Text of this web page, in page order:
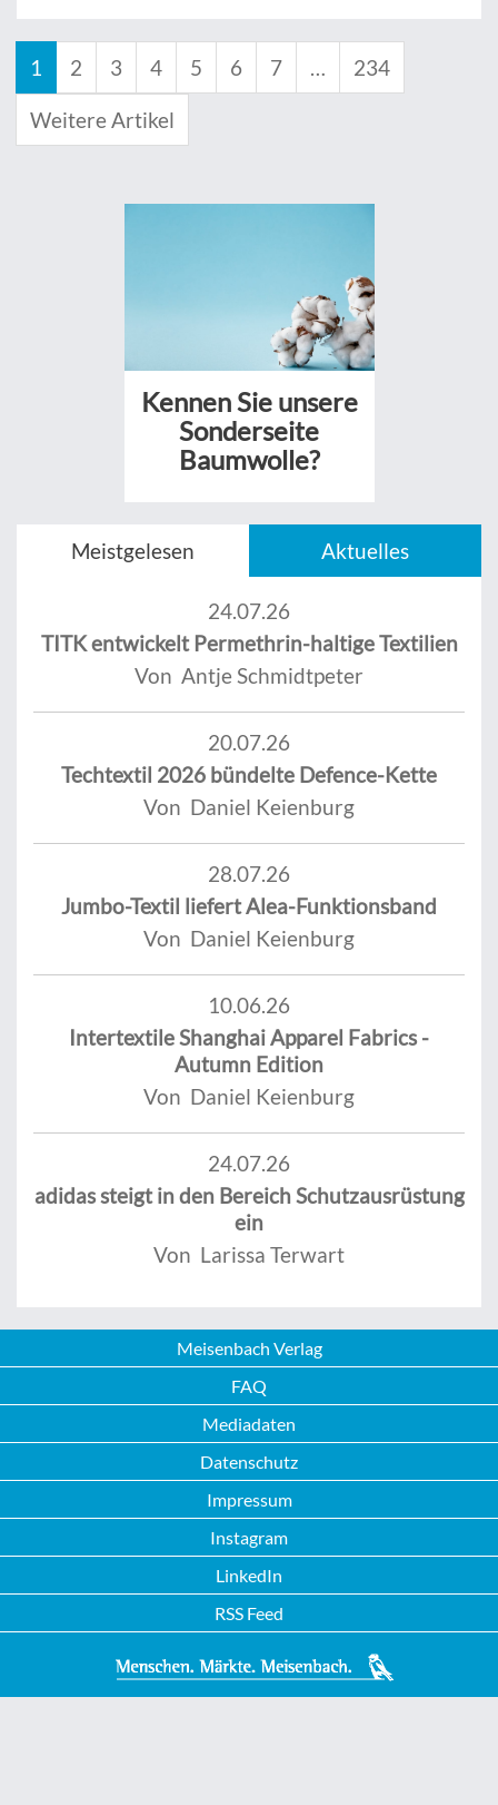
1 2 3 4 5 6 7 … 234
Weitere Artikel
Kennen Sie unsere
Sonderseite
Baumwolle?
Meistgelesen Aktuelles
24.07.26
TITK entwickelt Permethrin-haltige Textilien
Von Antje Schmidtpeter
20.07.26
Techtextil 2026 bündelte Defence-Kette
Von Daniel Keienburg
28.07.26
Jumbo-Textil liefert Alea-Funktionsband
Von Daniel Keienburg
10.06.26
Intertextile Shanghai Apparel Fabrics -
Autumn Edition
Von Daniel Keienburg
24.07.26
adidas steigt in den Bereich Schutzausrüstung
ein
Von Larissa Terwart
Meisenbach Verlag
FAQ
Mediadaten
Datenschutz
Impressum
Instagram
LinkedIn
RSS Feed